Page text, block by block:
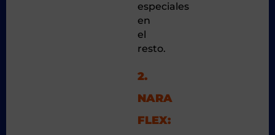
especiales
en
el
resto.
2.
NARA
FLEX: